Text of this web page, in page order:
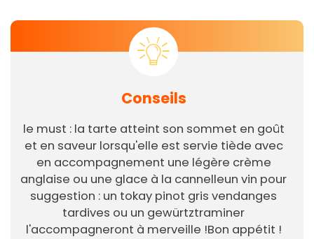
Conseils
le must : la tarte atteint son sommet en goût
et en saveur lorsqu'elle est servie tiède avec
en accompagnement une légère crème
anglaise ou une glace à la cannelleun vin pour
suggestion : un tokay pinot gris vendanges
tardives ou un gewürtztraminer
l'accompagneront à merveille !Bon appétit !